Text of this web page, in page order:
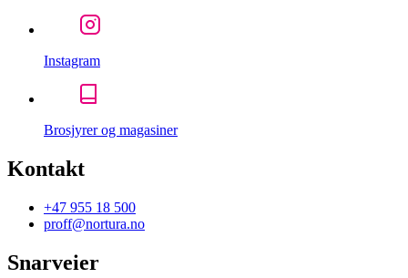
Instagram
Brosjyrer og magasiner
Kontakt
+47 955 18 500
proff@nortura.no
Snarveier